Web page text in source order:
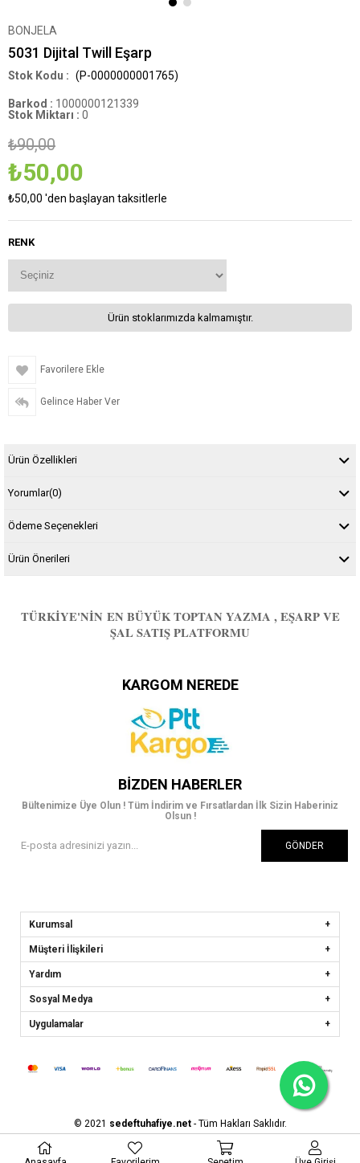
BONJELA
5031 Dijital Twill Eşarp
(P-0000000001765)
Barkod : 1000000121339
Stok Miktarı : 0
₺90,00
₺50,00
₺50,00 'den başlayan taksitlerle
RENK
Ürün stoklarımızda kalmamıştır.
Favorilere Ekle
Gelince Haber Ver
Ürün Özellikleri
Yorumlar(0)
Ödeme Seçenekleri
Ürün Önerileri
TÜRKIYE'NIN EN BÜYÜK TOPTAN YAZMA , EŞARP VE
ŞAL SATIŞ PLATFORMU
KARGOM NEREDE
BIZDEN HABERLER
Bültenimize Üye Olun ! Tüm İndirim ve Fırsatlardan İlk Sizin Haberiniz
Olsun !
GÖNDER
Kurumsal
Müşteri İlişkileri
Yardım
Sosyal Medya
Uygulamalar
© 2021 sedeftuhafiye.net- Tüm Hakları Saklıdır.